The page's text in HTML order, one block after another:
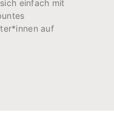
einfach mit
auf